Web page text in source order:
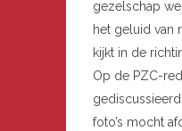
gezelschap
het geluid van
kijkt in de
Op de PZC-
foto’s mocht